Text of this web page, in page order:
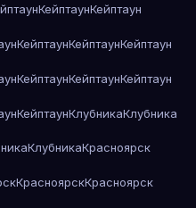
КейптаунКейптаун
КейптаунКейптаунКейптаун
КейптаунКейптаунКейптаун
КейптаунКлубникаКлубника
КлубникаКрасноярск
КрасноярскКрасноярск